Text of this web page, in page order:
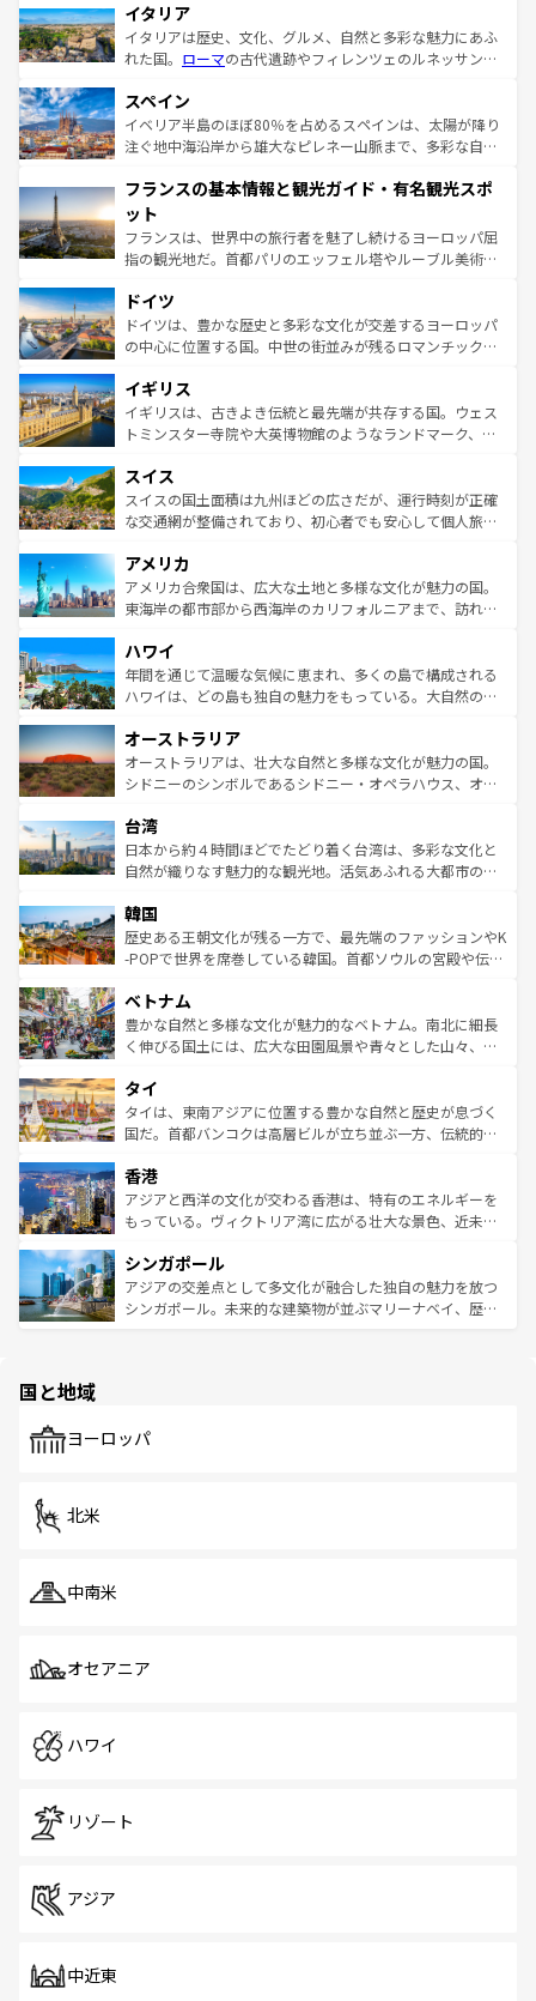
イタリア
イタリアは歴史、文化、グルメ、自然と多彩な魅力にあふ
れた国。 ローマの古代遺跡やフィレンツェのルネッサンス
ろん、トスカーナの美しい田園風景やアマルフィ海岸の絶
景など、自然景観も見逃せない。観光の合間には、本場の
ピザやパスタなど、絶品のイタリア料理を堪能することも
ませてくれるイタリアで、忘れられない旅をしてみよう！
なお、新着のイタリア情報は
しい。
スペイン
イベリア半島のほぼ80％を占めるスペインは、太陽が降り
注ぐ地中海沿岸から雄大なピレネー山脈まで、多彩な自然
文化が根付くこの国では、情熱的なフラメンコ、熱気あふ
れる闘牛、そして美味しいタパスが生活の一部となってい
る。首都マドリードの洗練された雰囲気や、バルセロナの
アートに溢れた街角から、地方では古代ローマ遺跡や中世
せる。地方によって風土や気候が異なるスペインはその個
性で訪れる人を魅了する。 なお、新着のスペイン情報は コ
ンテンツ一覧を参照してほしい。
フランスの基本情報と観光ガイド・有名観光スポ
ット
フランスは、世界中の旅行者を魅了し続けるヨーロッパ屈
指の観光地だ。首都パリのエッフェル塔やルーブル美術館
で、幅広い魅力が詰まっている。華麗な宮殿、歴史的な大
聖堂、美しいビーチ、そして豊かな自然が、訪れる者を心
から魅了する。また、フランスは美食の国としても知ら
いる。シャンパンの発祥地であるランス、プロヴァンスの
香り高いラベンダー畑など、多彩な楽しみ方が可能だ。さ
らに、パリ以外の地域にも魅力が溢れており、どの街角に
れる地方に足を運ぶとそれぞれで全く異なる文化を体験で
きるだろう。 なお、新着のフランス情報はコンテンツ一覧
を参照してほしい。
ドイツ
ドイツは、豊かな歴史と多彩な文化が交差するヨーロッパ
の中心に位置する国。中世の街並みが残るロマンチック街
顔を持つこの国は、どこを歩いても飽きることがない。ベ
ルリンの文化的活気、バイエルン州のアルプスの絶景、そ
してライン川沿いのワイン畑といった風景は必見。ビール
は、お酒好きな人にはぜひ体験してほしい。 なお、新着の
ドイツ情報はコンテンツ一覧を参照してほしい。
イギリス
イギリスは、古きよき伝統と最先端が共存する国。ウェス
トミンスター寺院や大英博物館のようなランドマーク、歴
リアごとに異なる魅力がある。また、優雅なアフタヌーン
ティー、ビール好きにはたまらない英国パブ、サッカー観
戦など、本場だからこそできる体験も豊富。イギリスを旅
ンツ一覧を参照してほしい。
スイス
スイスの国土面積は九州ほどの広さだが、運行時刻が正確
な交通網が整備されており、初心者でも安心して個人旅行
の建物がそのまま残る町や、スイスならではのユニークな
博物館もあり、アルプス観光だけでなく町歩きも満喫する
ことができる。国民の所得が高いため物価も高いが、旅行
ば市内交通費無料で観光を楽しむこともできる。 なお、新
着のスイス情報はコンテンツ一覧 を参照してほしい。
アメリカ
アメリカ合衆国は、広大な土地と多様な文化が魅力の国。
東海岸の都市部から西海岸のカリフォルニアまで、訪れる
のような巨大都市は、観光、ショッピング、エンターテイ
ンメントが詰まった刺激的なスポットだ。一方、アメリカ
西部には大自然が広がり、グランドキャニオンやイエロー
部のニューオーリンズでは、音楽と美食が融合した独特の
文化が魅力。旅行者はアメリカの各地域で異なる魅力を楽
しみながら、その多様性と豊かな歴史を感じることができ
ならではの贅沢な旅のスタイルだ。 なお、新着のアメリカ
情報はコンテンツ一覧を参照してほしい。
ハワイ
年間を通じて温暖な気候に恵まれ、多くの島で構成される
ハワイは、どの島も独自の魅力をもっている。大自然の神
ワイ島は見逃せない。また、定番の観光地といえばオアフ
島だが、静かな自然を求めるならマウイ島やカウアイ島が
おすすめ。エメラルドグリーンに輝く海をはじめ、豊かな
れるおもてなしの心で訪れる人々を迎えてくれるハワイの
人々、おいしいローカルフードやハワイアンミュージッ
ク、伝統的なフラダンスなど、すべてがハワイの魅力を彩
ワイを、存分に味わってほしい。 なお、新着のハワイ情報
はコンテンツ一覧を参照してほしい。
オーストラリア
オーストラリアは、壮大な自然と多様な文化が魅力の国。
シドニーのシンボルであるシドニー・オペラハウス、オー
リアリーフや大陸中央部にそびえるウルル（エアーズロッ
ク）、タスマニアの美しい原生林やケアンズの熱帯雨林な
ど、見どころがたくさん。また、カフェやワイン、オージ
いる。アクティビティも充実しており、サーフィンやダイ
ビング、ハイキングなど、アウトドア好きにはたまらな
い。オーストラリアの多彩な魅力を存分に味わいつくそ
参照してほしい。
台湾
日本から約４時間ほどでたどり着く台湾は、多彩な文化と
自然が織りなす魅力的な観光地。活気あふれる大都市の台
ン）、静ひつな山岳地帯である台湾東部など、都市の喧騒
と山間の静けさが共存しており、訪れる人に新しい発見と
驚きをもたらしてくれる。また、奥深い台湾の食文化も魅
容にもいいと評判のスイーツなど、バラエティ豊かな料理
が味わえる。 なお、新着の台湾情報は コンテンツ一覧を参
照してほしい。
韓国
歴史ある王朝文化が残る一方で、最先端のファッションやK
-POPで世界を席巻している韓国。首都ソウルの宮殿や伝統
き、地方に足を延ばせば四季折々の自然美を楽しむことが
できる。そして、キムチや焼肉、絶品のストリートフード
まで、さまざまな韓国料理が待っている。夜には、韓国な
リティに包まれながら、韓国の多彩な魅力を心ゆくまで味
わってみてほしい。 なお、新着の韓国情報はコンテンツ一
覧を参照してほしい。
ベトナム
豊かな自然と多様な文化が魅力的なベトナム。南北に細長
く伸びる国土には、広大な田園風景や青々とした山々、世
急速な発展と共に伝統が息づく。ハノイの古い町並みやホ
ーチミン市のフランス統治時代の建物も、独特の雰囲気を
醸し出している。また、バラエティの豊かさとおいしさで
とつ。フォーやバインミー、ベトナムコーヒーなどは、ぜ
ひ現地で味わいたい。どの地域を訪れてもあたたかい人々
が旅行者を迎えてくれるので、きっと忘れられない旅にな
参照してほしい。
タイ
タイは、東南アジアに位置する豊かな自然と歴史が息づく
国だ。首都バンコクは高層ビルが立ち並ぶ一方、伝統的な
の活気が交差している。北部ではチェンマイなどの山岳地
帯で自然と触れ合い、南部ではプーケットやクラビの美し
いビーチでリゾート気分を楽しむことができる。タイ料理
激する。気候は一年中温暖で、どの季節にも異なる楽しみ
が待っている。親しみやすいタイの人々、仏教を中心とし
た文化、そして多様な観光資源が、訪れる旅人を魅了し続
香港
アジアと西洋の文化が交わる香港は、特有のエネルギーを
もっている。ヴィクトリア湾に広がる壮大な景色、近未来
み、どこを訪れても感動するはず。観光スポットが密集し
ており、効率よく見どころを回れるのも魅力。息をのむよ
うな絶景から文化的な体験まで、香港を存分に楽しみ尽く
シンガポール
アジアの交差点として多文化が融合した独自の魅力を放つ
シンガポール。未来的な建築物が並ぶマリーナベイ、歴史
で、ホーカーズは地元の風情を楽しめる外せないスポット
国と地域
ヨーロッパ
北米
中南米
オセアニア
ハワイ
リゾート
アジア
中近東